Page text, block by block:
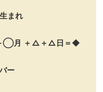
まれ
月 ＋△＋△日＝◆
ー